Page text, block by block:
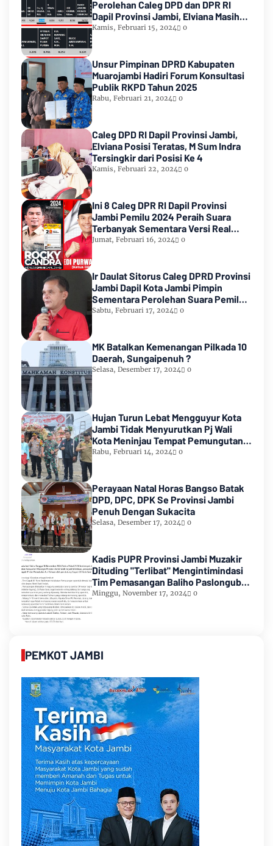
Perolehan Caleg DPD dan DPR RI
Dapil Provinsi Jambi, Elviana Masih
Urutan Kedua Teratas
Kamis, Februari 15, 2024 0
Unsur Pimpinan DPRD Kabupaten
Muarojambi Hadiri Forum Konsultasi
Publik RKPD Tahun 2025
Rabu, Februari 21, 2024 0
Caleg DPD RI Dapil Provinsi Jambi,
Elviana Posisi Teratas, M Sum Indra
Tersingkir dari Posisi Ke 4
Kamis, Februari 22, 2024 0
Ini 8 Caleg DPR RI Dapil Provinsi
Jambi Pemilu 2024 Peraih Suara
Terbanyak Sementara Versi Real
Count KPU RI
Jumat, Februari 16, 2024 0
Ir Daulat Sitorus Caleg DPRD Provinsi
Jambi Dapil Kota Jambi Pimpin
Sementara Perolehan Suara Pemilu
2024
Sabtu, Februari 17, 2024 0
MK Batalkan Kemenangan Pilkada 10
Daerah, Sungaipenuh ?
Selasa, Desember 17, 2024 0
Hujan Turun Lebat Mengguyur Kota
Jambi Tidak Menyurutkan Pj Wali
Kota Meninjau Tempat Pemungutan
Suara Pemilu 2024
Rabu, Februari 14, 2024 0
Perayaan Natal Horas Bangso Batak
DPD, DPC, DPK Se Provinsi Jambi
Penuh Dengan Sukacita
Selasa, Desember 17, 2024 0
Kadis PUPR Provinsi Jambi Muzakir
Dituding "Terlibat" Mengintimindasi
Tim Pemasangan Baliho Paslongub
Romi-Sudirman
Minggu, November 17, 2024 0
PEMKOT JAMBI